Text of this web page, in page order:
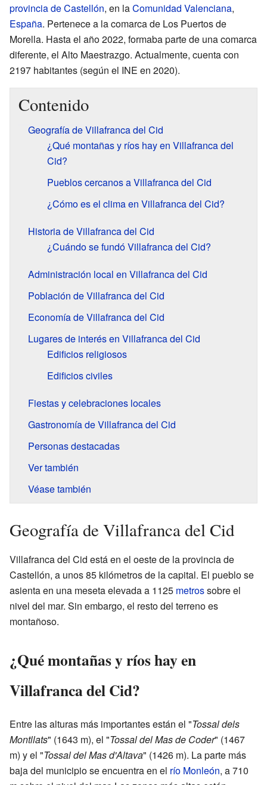
provincia de Castellón, en laComunidad Valenciana,
España. Pertenece a la comarca de Los Puertos de
Morella. Hasta el año 2022, formaba parte de una comarca
diferente, el Alto Maestrazgo. Actualmente, cuenta con
2197 habitantes (según el INE en 2020).
Contenido
Geografía de Villafranca del Cid
¿Qué montañas y ríos hay en Villafranca del
Cid?
Pueblos cercanos a Villafranca del Cid
¿Cómo es el clima en Villafranca del Cid?
Historia de Villafranca del Cid
¿Cuándo se fundó Villafranca del Cid?
Administración local en Villafranca del Cid
Población de Villafranca del Cid
Economía de Villafranca del Cid
Lugares de interés en Villafranca del Cid
Edificios religiosos
Edificios civiles
Fiestas y celebraciones locales
Gastronomía de Villafranca del Cid
Personas destacadas
Ver también
Véase también
Geografía de Villafranca del Cid
Villafranca del Cid está en el oeste de la provincia de
Castellón, a unos 85 kilómetros de la capital. El pueblo se
asienta en una meseta elevada a 1125 metrossobre el
nivel del mar. Sin embargo, el resto del terreno es
montañoso.
¿Qué montañas y ríos hay en
Villafranca del Cid?
Entre las alturas más importantes están el "Tossal dels
Montllats" (1643 m), el "Tossal del Mas de Coder" (1467
m) y el "Tossal del Mas d'Altava" (1426 m). La parte más
baja del municipio se encuentra en el río Monleón, a 710